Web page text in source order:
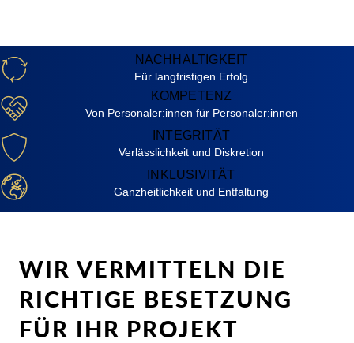
NACHHALTIGKEIT
Für langfristigen Erfolg
KOMPETENZ
Von Personaler:innen für Personaler:innen
INTEGRITÄT
Verlässlichkeit und Diskretion
INKLUSIVITÄT
Ganzheitlichkeit und Entfaltung
WIR VERMITTELN DIE
RICHTIGE BESETZUNG
FÜR IHR PROJEKT